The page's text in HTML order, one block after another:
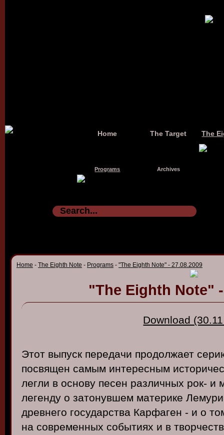
Home The Target The
Programs Archives
Home - The Eighth Note - Programs - "The Eighth Note" - 27.08.2009
"The Eighth Note"
Download
Этот выпуск передачи продолжает
посвящен самым интересным
легли в основу песен различных рок- и
легенду о затонувшем материке
древнего государства Карфаген - и о
на современных событиях и в творчест